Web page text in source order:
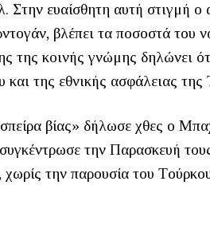
ευαίσθητη αυτή στιγμή ο
βλέπει τα ποσοστά του
της κοινής γνώμης δηλώνει
της εθνικής ασφάλειας της
βίας» δήλωσε χθες ο
την Παρασκευή
την παρουσία του